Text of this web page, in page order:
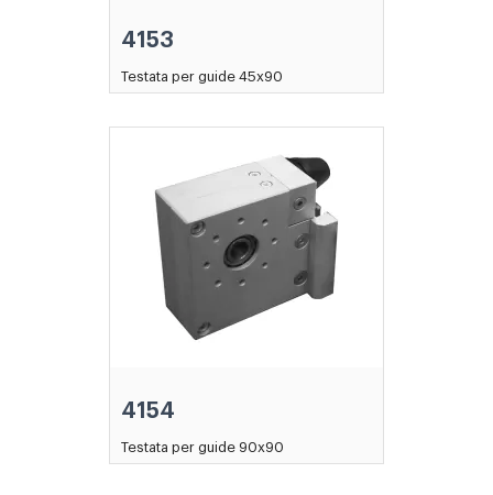
4153
Testata per guide 45x90
4154
Testata per guide 90x90